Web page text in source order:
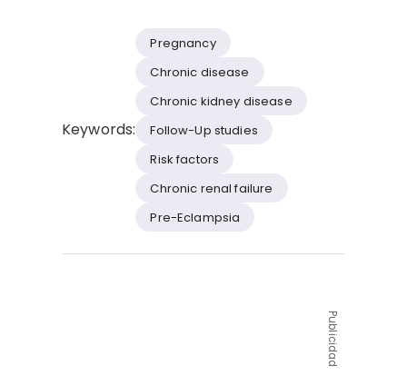
Keywords:
Pregnancy
Chronic disease
Chronic kidney disease
Follow-Up studies
Risk factors
Chronic renal failure
Pre-Eclampsia
Publicidad